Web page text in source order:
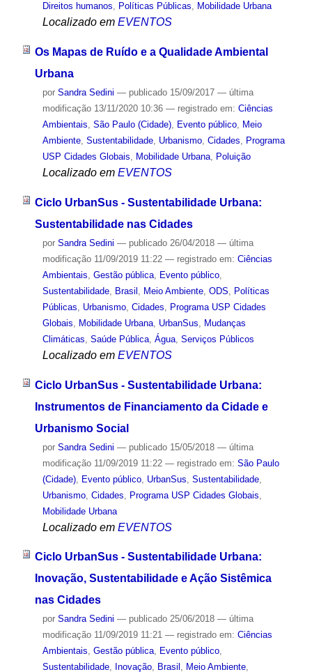
Direitos humanos, Políticas Públicas, Mobilidade Urbana
Localizado em EVENTOS
Os Mapas de Ruído e a Qualidade Ambiental
Urbana
por Sandra Sedini — publicado15/09/2017 — última
modificação13/11/2020 10:36 — registrado em: Ciências
Ambientais, São Paulo (Cidade), Evento público, Meio
Ambiente, Sustentabilidade, Urbanismo, Cidades, Programa
USP Cidades Globais, Mobilidade Urbana, Poluição
Localizado em EVENTOS
Ciclo UrbanSus - Sustentabilidade Urbana:
Sustentabilidade nas Cidades
por Sandra Sedini — publicado26/04/2018 — última
modificação11/09/2019 11:22 — registrado em: Ciências
Ambientais Gestão pública, Evento público,
Sustentabilidade, Brasil Meio Ambiente, ODS
Políticas
Públicas
Urbanismo, Cidades
Programa USP Cidades
Globais
Mobilidade Urbana, UrbanSus
Mudanças
Climáticas Saúde Pública, Água, Serviços Públicos
Localizado em EVENTOS
Ciclo UrbanSus - Sustentabilidade Urbana:
Instrumentos de Financiamento da Cidade e
Urbanismo Social
por Sandra Sedini — publicado15/05/2018 — última
modificação11/09/2019 11:22 — registrado em: São Paulo
(Cidade), Evento público, UrbanSus Sustentabilidade,
Urbanismo, Cidades Programa USP Cidades Globais
Mobilidade Urbana
Localizado em EVENTOS
Ciclo UrbanSus - Sustentabilidade Urbana:
Inovação, Sustentabilidade e Ação Sistêmica
nas Cidades
por Sandra Sedini — publicado25/06/2018 — última
modificação11/09/2019 11:21 — registrado em: Ciências
Ambientais, Gestão pública, Evento público,
Sustentabilidade, Inovação, Brasil , Meio Ambiente,